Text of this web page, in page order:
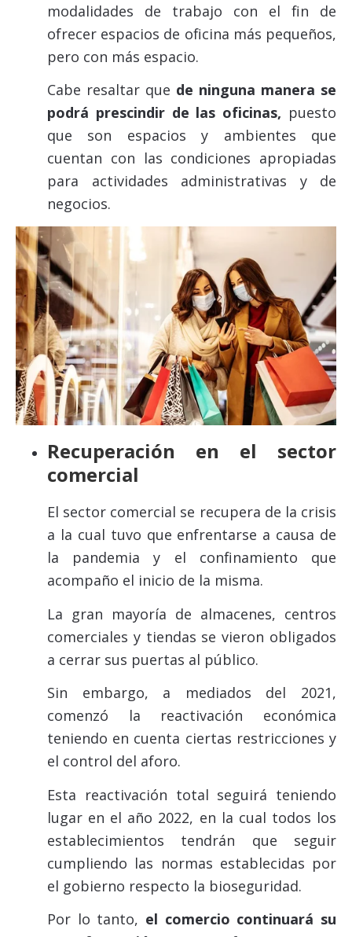
modalidades de trabajo con el fin de
ofrecer espacios de oficina más pequeños,
pero con más espacio.
Cabe resaltar que de ninguna manera se
podrá prescindir de las oficinas, puesto
que son espacios y ambientes que
cuentan con las condiciones apropiadas
para actividades administrativas y de
negocios.
Recuperación en el sector
comercial
El sector comercial se recupera de la crisis
a la cual tuvo que enfrentarse a causa de
la pandemia y el confinamiento que
acompaño el inicio de la misma.
La gran mayoría de almacenes, centros
comerciales y tiendas se vieron obligados
a cerrar sus puertas al público.
Sin embargo, a mediados del 2021,
comenzó la reactivación económica
teniendo en cuenta ciertas restricciones y
el control del aforo.
Esta reactivación total seguirá teniendo
lugar en el año 2022, en la cual todos los
establecimientos tendrán que seguir
cumpliendo las normas establecidas por
el gobierno respecto la bioseguridad.
Por lo tanto, el comercio continuará su